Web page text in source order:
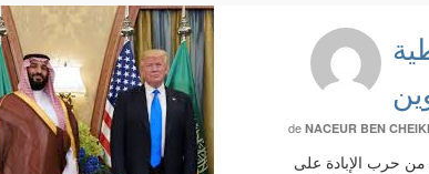
de NACEUR BEN
يفوق السنتين من حرب الإبادة على